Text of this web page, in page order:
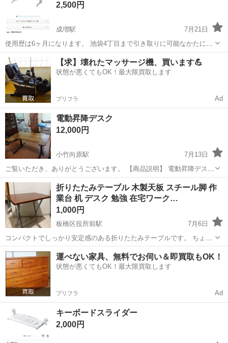
2,500円
成増駅
7月21日
使用歴は6ヶ月になります。 池袋4丁目まで引き取りに可能なかたにお
譲りいたします。 3つあります。 まとめて引き取って欲しいです 1台
5,000円でお譲りいたします
東京 板橋区 成増駅 テーブル オフィス
【求】壊れたマッサージ機、買います💪
状態が悪くてもOK！最大限買取します
プリフラ Ad
電動昇降デスク
12,000円
小竹向原駅
7月13日
ご覧いただき、ありがとうございます。 【商品説明】 電動昇降デス
ク/スタンディングデスク ※やや傷あり 【昇降範囲】 •
69~115cm（+足の高さ2cm） 【天板サイズ】 • 横149cm • 奥行き
100cm（長...
東京 板橋区 小竹向原駅 テーブル 電動
折りたたみテーブル 木製天板 スチール脚 作
業台 机 デスク 勉強 在宅ワーク…
1,000円
板橋区役所前駅
7月6日
コンパクトでしっかり安定感のある折りたたみテーブルです。 ちょっ
とした作業台やパソコンデスク、サイドテーブルとしても便利です。
📏サイズ（約） 横幅：60cm 奥行：40cm 高さ：70cm 🪵仕様 ・...
東京 板橋区 板橋区役所前駅 テーブル デスク
運べない家具、無料でお伺い＆即買取もOK！
状態が悪くてもOK！最大限買取します
プリフラ Ad
キーボードスライダー
2,000円